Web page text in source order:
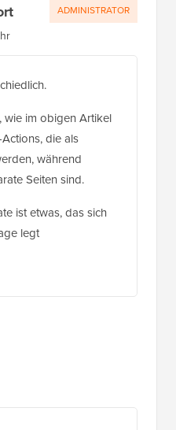
wie im obigen Artikel
die als
während
Seiten sind.
ist etwas, das sich
legt
ADMINISTRATOR